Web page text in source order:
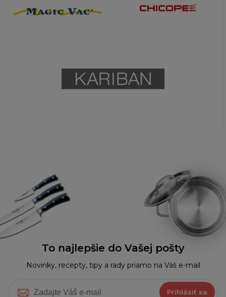
To najlepšie do Vašej pošty
Novinky, recepty, tipy a rady priamo na Váš e-mail
Prihlásiť sa